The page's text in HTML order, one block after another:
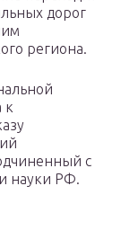
дорог
региона.
к
с
науки РФ.